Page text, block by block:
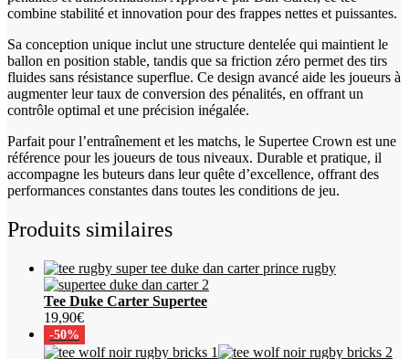
combine stabilité et innovation pour des frappes nettes et puissantes.
Sa conception unique inclut une structure dentelée qui maintient le
ballon en position stable, tandis que sa friction zéro permet des tirs
fluides sans résistance superflue. Ce design avancé aide les joueurs à
augmenter leur taux de conversion des pénalités, en offrant un
contrôle optimal et une précision inégalée.
Parfait pour l’entraînement et les matchs, le Supertee Crown est une
référence pour les joueurs de tous niveaux. Durable et pratique, il
accompagne les buteurs dans leur quête d’excellence, offrant des
performances constantes dans toutes les conditions de jeu.
Produits similaires
Tee Duke Carter Supertee
19,90€
-50%